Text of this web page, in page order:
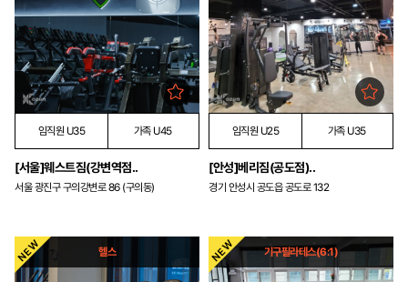
임직원 U35 가족 U45
[서울]웨스트짐(강변역점..
서울 광진구 구의강변로 86 (구의동)
임직원 U25 가족 U35
[안성]베리짐(공도점)..
경기 안성시 공도읍 공도로 132
헬스 기구필라테스(6:1)